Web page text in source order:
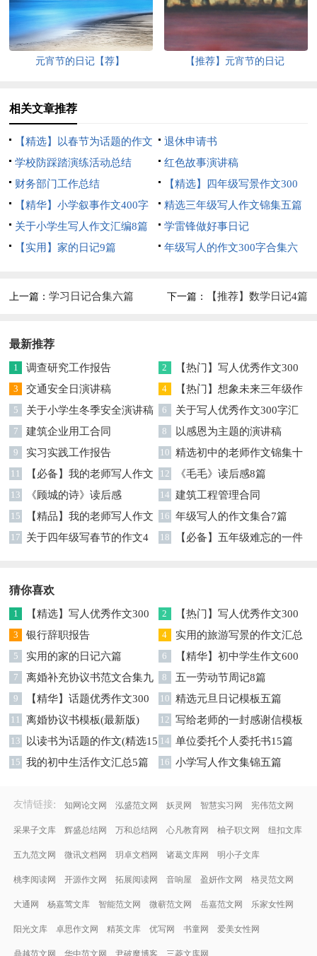
元宵节的日记【荐】 【推荐】元宵节的日记
相关文章推荐
【精选】以春节为话题的作文
锦集8篇
退休申请书
学校防踩踏演练活动总结
红色故事演讲稿
财务部门工作总结
【精选】四年级写景作文300
字集合五篇
【精华】小学叙事作文400字
集锦九篇
精选三年级写人作文锦集五篇
关于小学生写人作文汇编8篇
学雷锋做好事日记
【实用】家的日记9篇
年级写人的作文300字合集六
上一篇：学习日记合集六篇 下一篇： 【推荐】数学日记4篇
最新推荐
1 调查研究工作报告 2
【热门】写人优秀作文300
字集合7篇
3 交通安全日演讲稿 4
【热门】想象未来三年级作
文汇编7篇
5 关于小学生冬季安全演讲稿 6
关于写人优秀作文300字汇
编六篇
7 建筑企业用工合同 8 以感恩为主题的演讲稿
9 实习实践工作报告 10 精选初中的老师作文锦集十
篇
11
【必备】我的老师写人作文
集合八篇
12 《毛毛》读后感8篇
13 《顾城的诗》读后感 14 建筑工程管理合同
15
【精品】我的老师写人作文
集合5篇
16 年级写人的作文集合7篇
17
关于四年级写春节的作文4
18
【必备】五年级难忘的一件
猜你喜欢
1
【精选】写人优秀作文300
字集锦八篇
2
【热门】写人优秀作文300
字汇总8篇
3 银行辞职报告 4
实用的旅游写景的作文汇总
九篇
5 实用的家的日记六篇 6
【精华】初中学生作文600
字集合十篇
7
离婚补充协议书范文合集九
篇
8 五一劳动节周记8篇
9
【精华】话题优秀作文300
字集合9篇
10 精选元旦日记模板五篇
11 离婚协议书模板(最新版) 12 写给老师的一封感谢信模板
汇编9篇
13
以读书为话题的作文(精选15
篇)
14 单位委托个人委托书15篇
15 我的初中生活作文汇总5篇 16 小学写人作文集锦五篇
友情链接: 知网论文网 泓盛范文网 妖灵网 智慧实习网 宪伟范文网
采果子文库 辉盛总结网 万和总结网 心凡教育网 柚子职文网 纽扣文库
五九范文网 微讯文档网 玥卓文档网 诸葛文库网 明小子文库
桃李阅读网 开源作文网 拓展阅读网 音响屋 盈妍作文网 格灵范文网
大通网 杨嘉莺文库 智能范文网 微蕲范文网 岳嘉范文网 乐家女性网
阳光文库 卓思作文网 精英文库 优写网 书童网 爱美女性网
鼎越范文网 华中范文网 尹破魔博客 三菱文库网